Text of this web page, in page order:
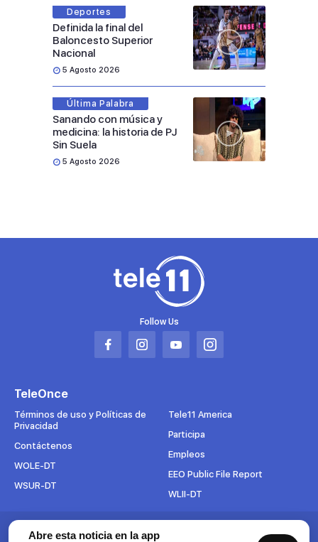
Deportes
Definida la final del
Baloncesto Superior
Nacional
5 Agosto 2026
Última Palabra
Sanando con música y
medicina: la historia de PJ
Sin Suela
5 Agosto 2026
Follow Us
Abrir
pestaña
Abrir
pestaña
Abrir
pestaña
Abrir
pestaña
TeleOnce
Términos de uso y Políticas de
Privacidad
Contáctenos
WOLE-DT
WSUR-DT
Tele11 America
Participa
Empleos
EEO Public File Report
WLII-DT
Suscríbete al boletín
Abre esta noticia en la app